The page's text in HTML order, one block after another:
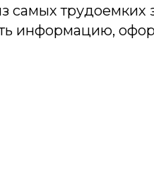
самых трудоемких
информацию,